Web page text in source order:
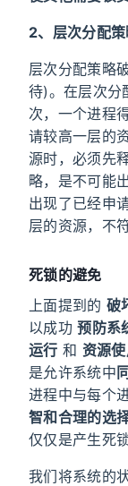
2、层次分配
层次分配策略
待)。在层次分
次，一个进程
请较高一层的
源时，必须先
略，是不可能
出现了已经申
层的资源，不
死锁的避免
上面提到的 破
以成功预防系
运行 和 资源
是允许系统中
进程中与每个
智和合理的选
仅仅是产生死
我们将系统的